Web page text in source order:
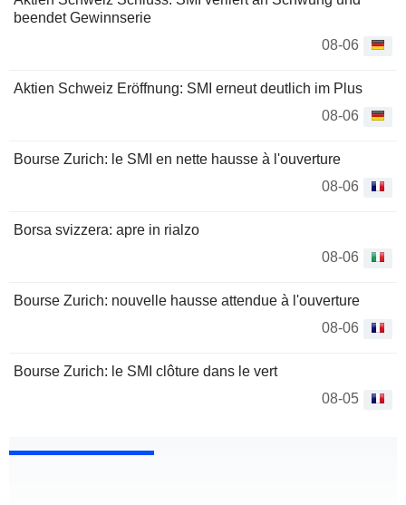
beendet Gewinnserie
08-06
Aktien Schweiz Eröffnung: SMI erneut deutlich im Plus
08-06
Bourse Zurich: le SMI en nette hausse à l'ouverture
08-06
Borsa svizzera: apre in rialzo
08-06
Bourse Zurich: nouvelle hausse attendue à l'ouverture
08-06
Bourse Zurich: le SMI clôture dans le vert
08-05